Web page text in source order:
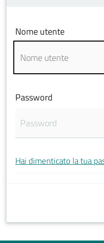
Nome utente
Password
Hai dimenticato la tua